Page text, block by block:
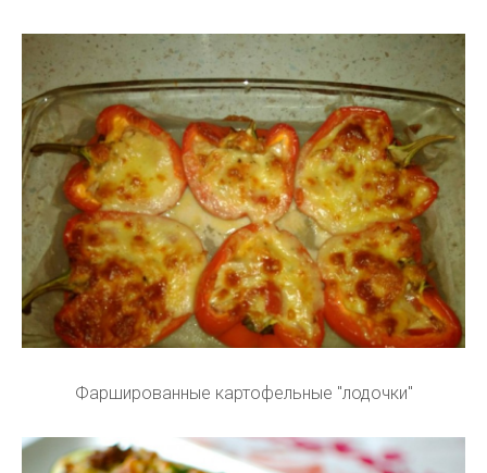
Фаршированные картофельные "лодочки"